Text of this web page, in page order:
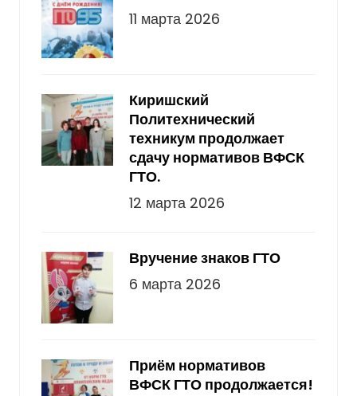
11 марта 2026
Киришский
Политехнический
техникум продолжает
сдачу нормативов ВФСК
ГТО.
12 марта 2026
Вручение знаков ГТО
6 марта 2026
Приём нормативов
ВФСК ГТО продолжается!